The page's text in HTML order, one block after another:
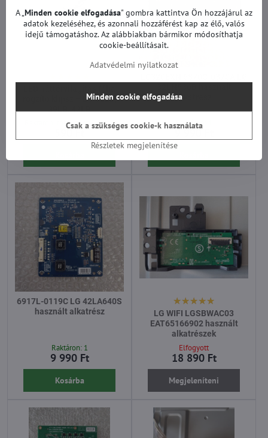
rögzítő klipsz – LG 32LB,
39LB, 42LB
Raktáron: több mint 5 darab
590 Ft
alkatrész
Raktáron: 1
9 990 Ft
6917L-0119C LG 42LA640S
használt alkatrész
Raktáron: 1
9 990 Ft
Kosárba
LG WIFI LGSBWAC03
EAT65166902 használt
alkatrészek
Elfogyott
18 890 Ft
Megjeleníteni
A „ Minden cookie elfogadása" gombra kattintva Ön hozzájárul az
adatok kezeléséhez, és azonnali hozzáférést kap az élő, valós
idejű támogatáshoz. Az alábbiakban bármikor módosíthatja
cookie-beállításait.
Adatvédelmi nyilatkozat
Részletek megjelenítése
Minden cookie elfogadása
Csak a szükséges cookie-k használata